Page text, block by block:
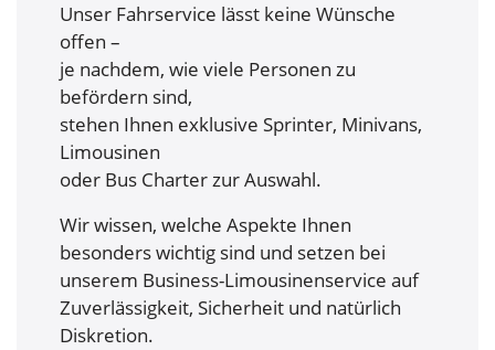
Unser Fahrservice lässt keine Wünsche
offen –
je nachdem, wie viele Personen zu
befördern sind,
stehen Ihnen exklusive Sprinter, Minivans,
Limousinen
oder Bus Charter zur Auswahl.
Wir wissen, welche Aspekte Ihnen
besonders wichtig sind und setzen bei
unserem Business-Limousinenservice auf
Zuverlässigkeit, Sicherheit und natürlich
Diskretion.